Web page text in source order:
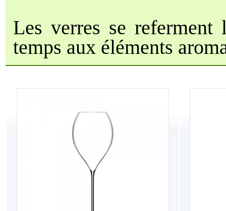
Les verres se referment
temps aux éléments